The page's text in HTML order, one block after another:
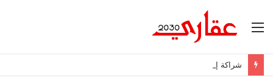
القائمة
شراكة إيجي تاورز مع بلدينا.. قيمة مضافة تعزز نجاح المشروعات